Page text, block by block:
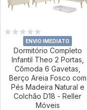
ENVIO IMEDIATO
Dormitório Completo
Infantil Theo 2 Portas,
Cômoda 6 Gavetas,
Berço Areia Fosco com
Pés Madeira Natural e
Colchão D18 - Reller
Móveis